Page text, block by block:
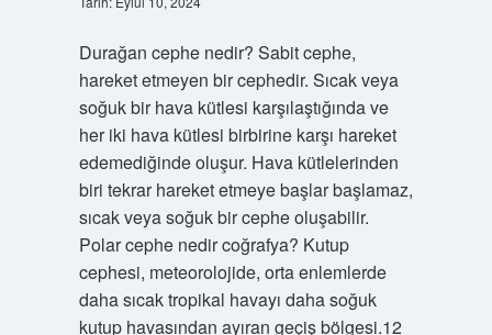
Durağan cephe nedir? Sabit cephe,
hareket etmeyen bir cephedir. Sıcak veya
soğuk bir hava kütlesi karşılaştığında ve
her iki hava kütlesi birbirine karşı hareket
edemediğinde oluşur. Hava kütlelerinden
biri tekrar hareket etmeye başlar başlamaz,
sıcak veya soğuk bir cephe oluşabilir.
Polar cephe nedir coğrafya? Kutup
cephesi, meteorolojide, orta enlemlerde
daha sıcak tropikal havayı daha soğuk
kutup havasından ayıran geçiş bölgesi.12